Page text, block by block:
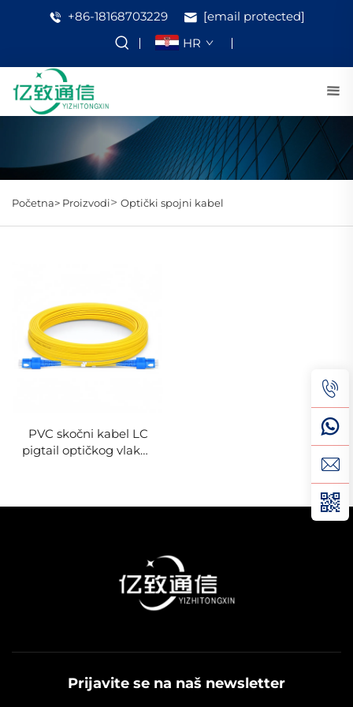
+86-18168703229
[email protected]
HR
Početna> Proizvodi> Optički spojni kabel
PVC skočni kabel LC
pigtail optičkog vlakna
Prijavite se na naš newsletter